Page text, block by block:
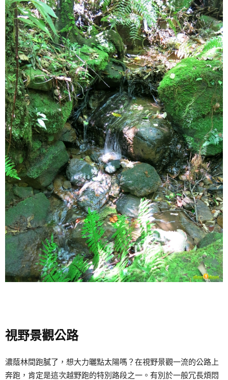
視野景觀公路
濃蔭林間跑膩了，想大力曬點太陽嗎？在視野景觀一流的公路上
奔跑，肯定是這次越野跑的特別路段之一。有別於一般冗長煩悶